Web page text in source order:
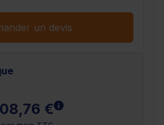
un devis
€ En savoir plus